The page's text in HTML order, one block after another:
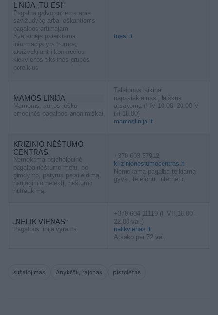
LINIJA „TU ESI“
Pagalba galvojantiems apie
savižudybę arba ieškantiems
pagalbos artimajam
Svetainėje pateikiama
informacija yra trumpa,
atsižvelgiant į konkrečius
kiekvienos tikslinės grupės
poreikius
tuesi.lt
MAMOS LINIJA
Mamoms, kurios ieško
emocinės pagalbos anonimiškai
Telefonas laikinai
nepasiekiamas į laiškus
atsakoma (I-IV 10.00–20.00 V
iki 18.00)
mamoslinija.lt
KRIZINIO NĖŠTUMO
CENTRAS
Nemokama psichologinė
pagalba nėštumo metu, po
gimdymo, patyrus persileidimą,
naujagimio netektį, nėštumo
nutraukimą.
+370 603 57912
krizinionestumocentras.lt
Nemokama pagalba teikiama
gyvai, telefonu, internetu.
„NELIK VIENAS“
Pagalbos linija vyrams
+370 604 11119 (I–VII,18.00–
22.00 val.)
nelikvienas.lt
Atsako per 72 val.
sužalojimas Anykščių rajonas pistoletas